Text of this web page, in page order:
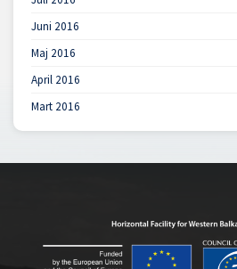
Juni 2016
Maj 2016
April 2016
Mart 2016